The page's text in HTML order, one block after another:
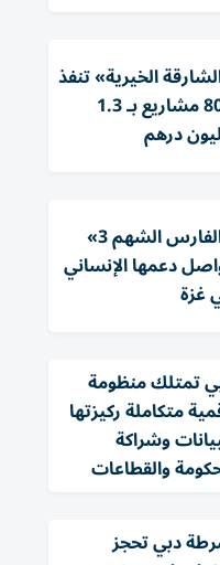
الخيرية» تنفذ
804 مشاريع بـ 1.3
درهم
«الفارس الشهم 3»
دعمها الإنساني
غزة
تمتلك منظومة
متكاملة ركيزتها
وشراكة
والقطاعات
دبي تحجز